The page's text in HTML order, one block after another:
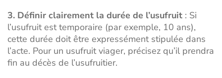
3. Définir clairement la durée de l’usufruit : Si
l’usufruit est temporaire (par exemple, 10 ans),
cette durée doit être expressément stipulée dans
l’acte. Pour un usufruit viager, précisez qu’il prendra
fin au décès de l’usufruitier.